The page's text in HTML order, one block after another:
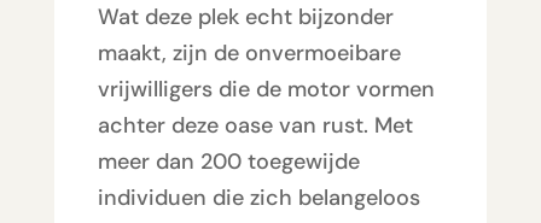
Wat deze plek echt bijzonder
maakt, zijn de onvermoeibare
vrijwilligers die de motor vormen
achter deze oase van rust. Met
meer dan 200 toegewijde
individuen die zich belangeloos